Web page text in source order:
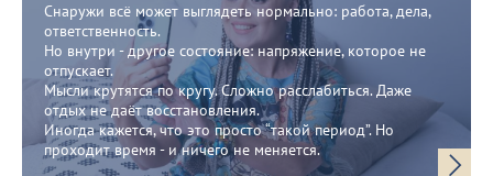
Снаружи всё может выглядеть нормально: работа, дела,
ответственность.
Но внутри - другое состояние: напряжение, которое не
отпускает.
Мысли крутятся по кругу. Сложно расслабиться. Даже
отдых не даёт восстановления.
Иногда кажется, что это просто “такой период”. Но
проходит время - и ничего не меняется.